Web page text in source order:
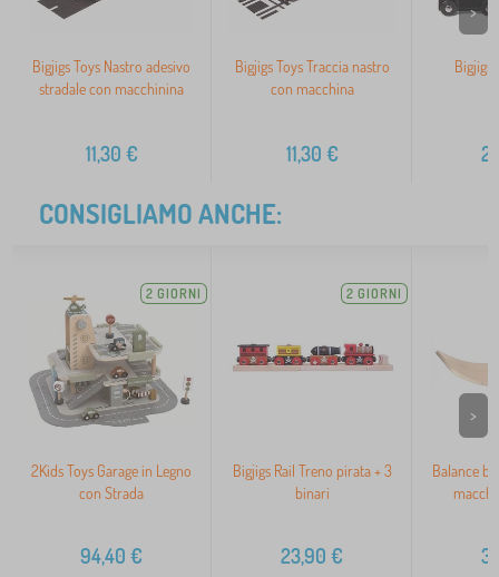
Bigjigs Toys Nastro adesivo
stradale con macchinina
11,30 €
Bigjigs Toys Traccia nastro
con macchina
11,30 €
Bigjigs
>
CONSIGLIAMO ANCHE:
2 GIORNI
2Kids Toys Garage in Legno
con Strada
94,40 €
2 GIORNI
Bigjigs Rail Treno pirata + 3
binari
23,90 €
Balance
>